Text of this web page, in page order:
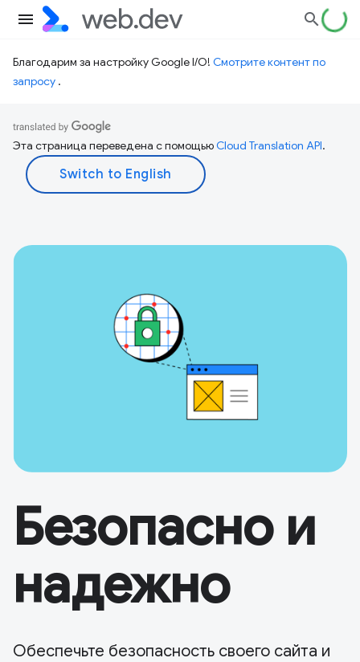
Благодарим за настройку Google I/O! Смотрите контент по
запросу .
Эта страница переведена с помощьюCloud Translation API.
Безопасно и
надежно
Обеспечьте безопасность своего сайта и